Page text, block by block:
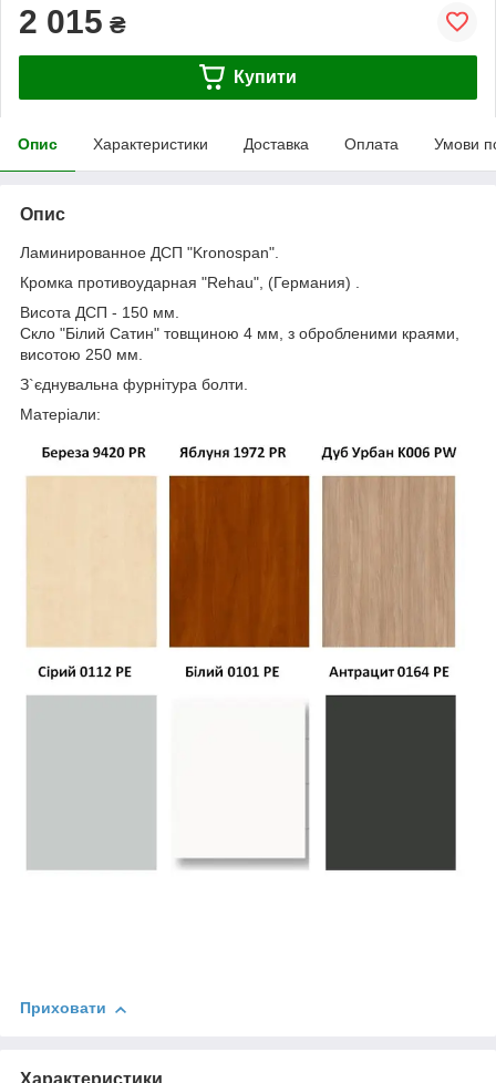
2 015 ₴
Купити
Опис Характеристики Доставка Оплата Умови
Опис
Ламинированное ДСП "Kronospan".
Кромка противоударная "Rehau", (Германия) .
Висота ДСП - 150 мм.
Скло "Білий Сатин" товщиною 4 мм, з обробленими краями,
висотою 250 мм.
З`єднувальна фурнітура болти.
Матеріали:
Приховати